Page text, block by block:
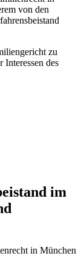
von den
zu
Interessen des
im
in München